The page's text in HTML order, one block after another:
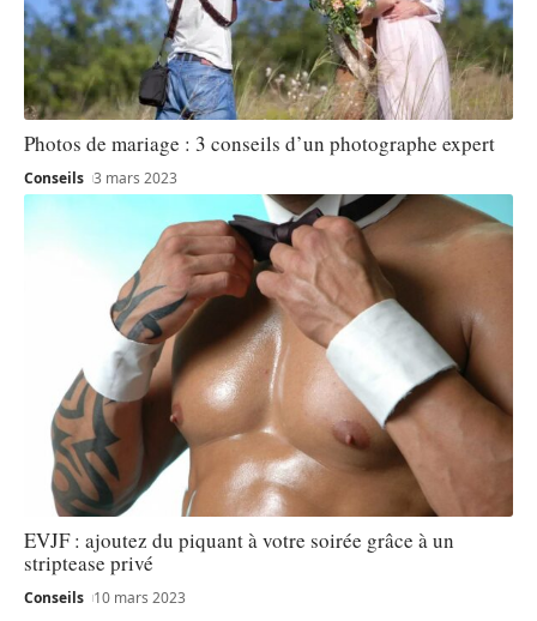
Photos de mariage : 3 conseils d’un photographe expert
Conseils 3 mars 2023
EVJF : ajoutez du piquant à votre soirée grâce à un
striptease privé
Conseils 10 mars 2023